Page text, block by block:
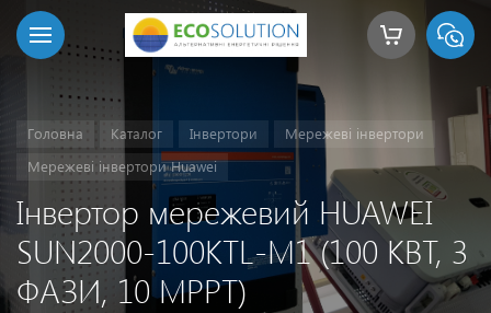
Головна Каталог Інвертори
Мережеві інвертори
Мережеві інвертори Huawei
Інвертор мережевий HUAWEI
SUN2000-100KTL-M1 (100 КВТ, 3
ФАЗИ, 10 MPPT)